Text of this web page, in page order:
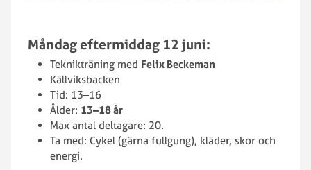
Måndag eftermiddag 12 juni:
Teknikträning med Felix Beckeman
Källviksbacken
Tid: 13–16
Ålder: 13–18 år
Max antal deltagare: 20.
Ta med: Cykel (gärna fullgung), kläder, skor och
energi.